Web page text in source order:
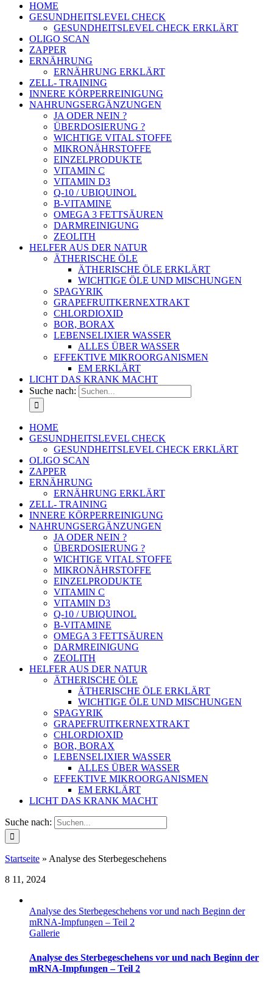
HOME
GESUNDHEITSLEVEL CHECK
GESUNDHEITSLEVEL CHECK ERKLÄRT
OLIGO SCAN
ZAPPER
ERNÄHRUNG
ERNÄHRUNG ERKLÄRT
ZELL- TRAINING
INNERE KÖRPERREINIGUNG
NAHRUNGSERGÄNZUNGEN
JA ODER NEIN ?
ÜBERDOSIERUNG ?
WICHTIGE VITAL STOFFE
MIKRONÄHRSTOFFE
EINZELPRODUKTE
VITAMIN C
VITAMIN D3
Q-10 / UBIQUINOL
B-VITAMINE
OMEGA 3 FETTSÄUREN
DARMREINIGUNG
ZEOLITH
HELFER AUS DER NATUR
ÄTHERISCHE ÖLE
ÄTHERISCHE ÖLE ERKLÄRT
WICHTIGE ÖLE UND MISCHUNGEN
SPAGYRIK
GRAPEFRUITKERNEXTRAKT
CHLORDIOXID
BOR, BORAX
LEBENSELIXIER WASSER
ALLES ÜBER WASSER
EFFEKTIVE MIKROORGANISMEN
EM ERKLÄRT
LICHT DAS KRANK MACHT
Suche nach:
HOME
GESUNDHEITSLEVEL CHECK
GESUNDHEITSLEVEL CHECK ERKLÄRT
OLIGO SCAN
ZAPPER
ERNÄHRUNG
ERNÄHRUNG ERKLÄRT
ZELL- TRAINING
INNERE KÖRPERREINIGUNG
NAHRUNGSERGÄNZUNGEN
JA ODER NEIN ?
ÜBERDOSIERUNG ?
WICHTIGE VITAL STOFFE
MIKRONÄHRSTOFFE
EINZELPRODUKTE
VITAMIN C
VITAMIN D3
Q-10 / UBIQUINOL
B-VITAMINE
OMEGA 3 FETTSÄUREN
DARMREINIGUNG
ZEOLITH
HELFER AUS DER NATUR
ÄTHERISCHE ÖLE
ÄTHERISCHE ÖLE ERKLÄRT
WICHTIGE ÖLE UND MISCHUNGEN
SPAGYRIK
GRAPEFRUITKERNEXTRAKT
CHLORDIOXID
BOR, BORAX
LEBENSELIXIER WASSER
ALLES ÜBER WASSER
EFFEKTIVE MIKROORGANISMEN
EM ERKLÄRT
LICHT DAS KRANK MACHT
Suche nach:
Startseite » Analyse des Sterbegeschehens
8 11, 2024
Analyse des Sterbegeschehens vor und nach Beginn der
mRNA-Impfungen – Teil 2
Gallerie
Analyse des Sterbegeschehens vor und nach Beginn der
mRNA-Impfungen – Teil 2